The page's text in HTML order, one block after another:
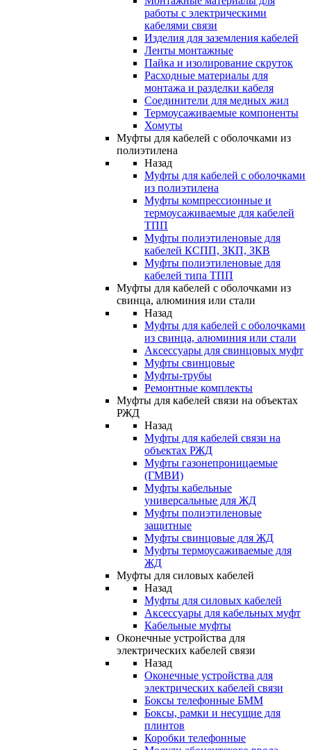
работы с электрическими
кабелями связи
Изделия для заземления кабелей
Ленты монтажные
Пайка и изолирование скруток
Расходные материалы для
монтажа и разделки кабеля
Соединители для медных жил
Термоусаживаемые компоненты
Хомуты
Муфты для кабелей с оболочками из
полиэтилена
Назад
Муфты для кабелей с оболочками
из полиэтилена
Муфты компрессионные и
термоусаживаемые для кабелей
ТПП
Муфты полиэтиленовые для
кабелей КСПП, ЗКП, ЗКВ
Муфты полиэтиленовые для
кабелей типа ТПП
Муфты для кабелей с оболочками из
свинца, алюминия или стали
Назад
Муфты для кабелей с оболочками
из свинца, алюминия или стали
Аксессуары для свинцовых муфт
Муфты свинцовые
Муфты-трубы
Ремонтные комплекты
Муфты для кабелей связи на объектах
РЖД
Назад
Муфты для кабелей связи на
объектах РЖД
Муфты газонепроницаемые
(ГМВИ)
Муфты кабельные
универсальные для ЖД
Муфты полиэтиленовые
защитные
Муфты свинцовые для ЖД
Муфты термоусаживаемые для
ЖД
Муфты для силовых кабелей
Назад
Муфты для силовых кабелей
Аксессуары для кабельных муфт
Кабельные муфты
Оконечные устройства для
электрических кабелей связи
Назад
Оконечные устройства для
электрических кабелей связи
Боксы телефонные БММ
Боксы, рамки и несущие для
плинтов
Коробки телефонные